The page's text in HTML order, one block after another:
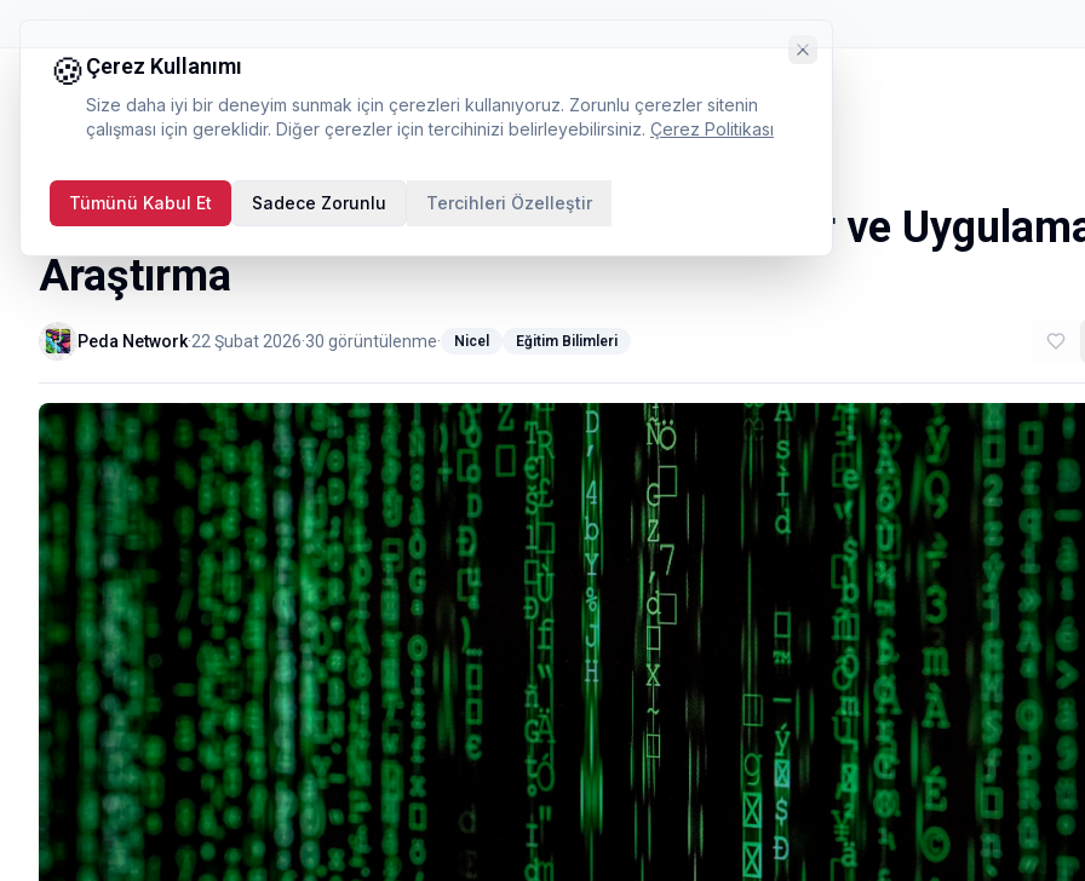
Yarı-Deneysel Tasarımlar: Doğal Deneyler ve
Araştırma
Peda Network·22 Şubat 2026·30 görüntülenme· Nicel Eğitim Bilimleri
🍪Çerez Kullanımı
Size daha iyi bir deneyim sunmak için çerezleri kullanıyoruz. Zorunlu çerezler sitenin
çalışması için gereklidir. Diğer çerezler için tercihinizi belirleyebilirsiniz. Çerez Politikası
Tümünü Kabul Et Sadece Zorunlu Tercihleri Özelleştir